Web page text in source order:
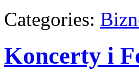
Categories:
Koncerty i